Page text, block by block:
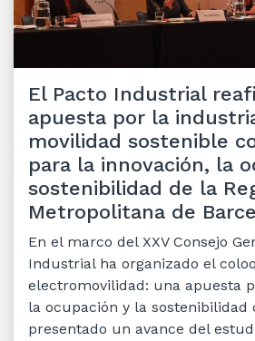
El Pacto Industrial
apuesta por la
movilidad sostenible
para la innovación, la
sostenibilidad de la
Metropolitana de
En el marco del XXV Consejo
Industrial ha organizado el
electromovilidad: una apuesta
la ocupación y la sostenibilidad
presentado un avance del